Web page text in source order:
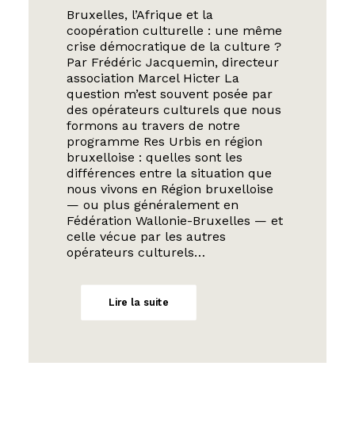
Bruxelles, l’Afrique et la
coopération culturelle : une même
crise démocratique de la culture ?
Par Frédéric Jacquemin, directeur
association Marcel Hicter La
question m’est souvent posée par
des opérateurs culturels que nous
formons au travers de notre
programme Res Urbis en région
bruxelloise : quelles sont les
différences entre la situation que
nous vivons en Région bruxelloise
— ou plus généralement en
Fédération Wallonie-Bruxelles — et
celle vécue par les autres
opérateurs culturels…
Lire la suite